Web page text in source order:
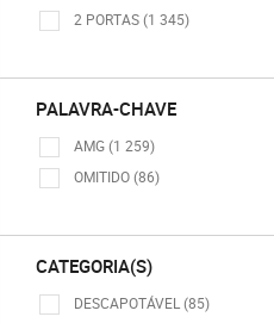
2 PORTAS (1 345)
PALAVRA-CHAVE
AMG (1 259)
OMITIDO (86)
CATEGORIA(S)
DESCAPOTÁVEL (85)